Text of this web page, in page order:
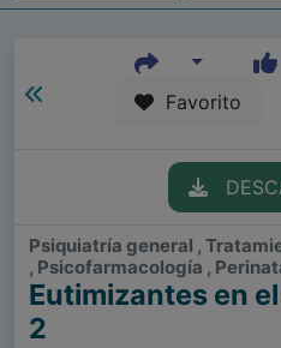
Favorito
Psiquiatría general ,
, Psicofarmacología ,
Eutimizantes en
2